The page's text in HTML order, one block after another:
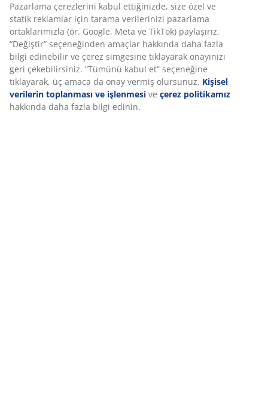
İncelemeler
(1)
Teslimat
Pazarlama çerezlerini kabul ettiğinizde, size özel ve
statik reklamlar için tarama verilerinizi pazarlama
ortaklarımızla (ör. Google, Meta ve TikTok) paylaşırız.
“Değiştir” seçeneğinden amaçlar hakkında daha fazla
bilgi edinebilir ve çerez simgesine tıklayarak onayınızı
geri çekebilirsiniz. “Tümünü kabul et” seçeneğine
tıklayarak, üç amaca da onay vermiş olursunuz. Kişisel
verilerin toplanması ve işlenmesi ve çerez politikamız
hakkında daha fazla bilgi edinin.